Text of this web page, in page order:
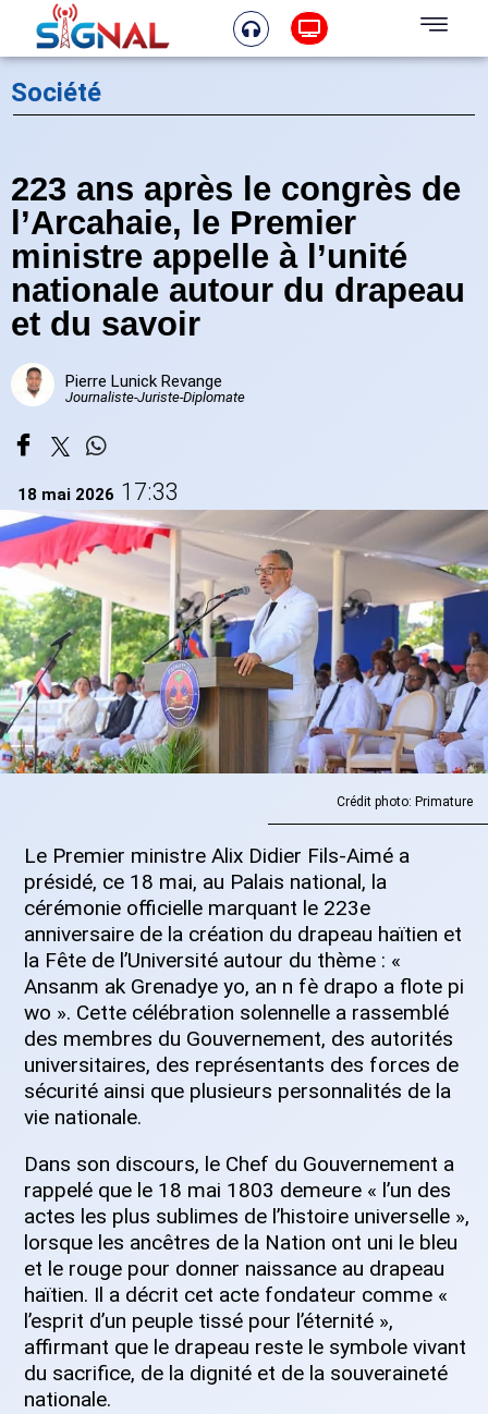
Société
223 ans après le congrès de
l’Arcahaie, le Premier
ministre appelle à l’unité
nationale autour du drapeau
et du savoir
Pierre Lunick Revange
Journaliste-Juriste-Diplomate
18 mai 2026 17:33
Crédit photo: Primature
Le Premier ministre Alix Didier Fils-Aimé a
présidé, ce 18 mai, au Palais national, la
cérémonie officielle marquant le 223e
anniversaire de la création du drapeau haïtien et
la Fête de l’Université autour du thème : «
Ansanm ak Grenadye yo, an n fè drapo a flote pi
wo ». Cette célébration solennelle a rassemblé
des membres du Gouvernement, des autorités
universitaires, des représentants des forces de
sécurité ainsi que plusieurs personnalités de la
vie nationale.
Dans son discours, le Chef du Gouvernement a
rappelé que le 18 mai 1803 demeure « l’un des
actes les plus sublimes de l’histoire universelle »,
lorsque les ancêtres de la Nation ont uni le bleu
et le rouge pour donner naissance au drapeau
haïtien. Il a décrit cet acte fondateur comme «
l’esprit d’un peuple tissé pour l’éternité »,
affirmant que le drapeau reste le symbole vivant
du sacrifice, de la dignité et de la souveraineté
nationale.